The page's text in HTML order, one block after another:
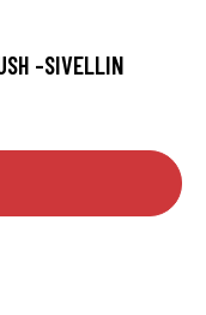
-SIVELLIN